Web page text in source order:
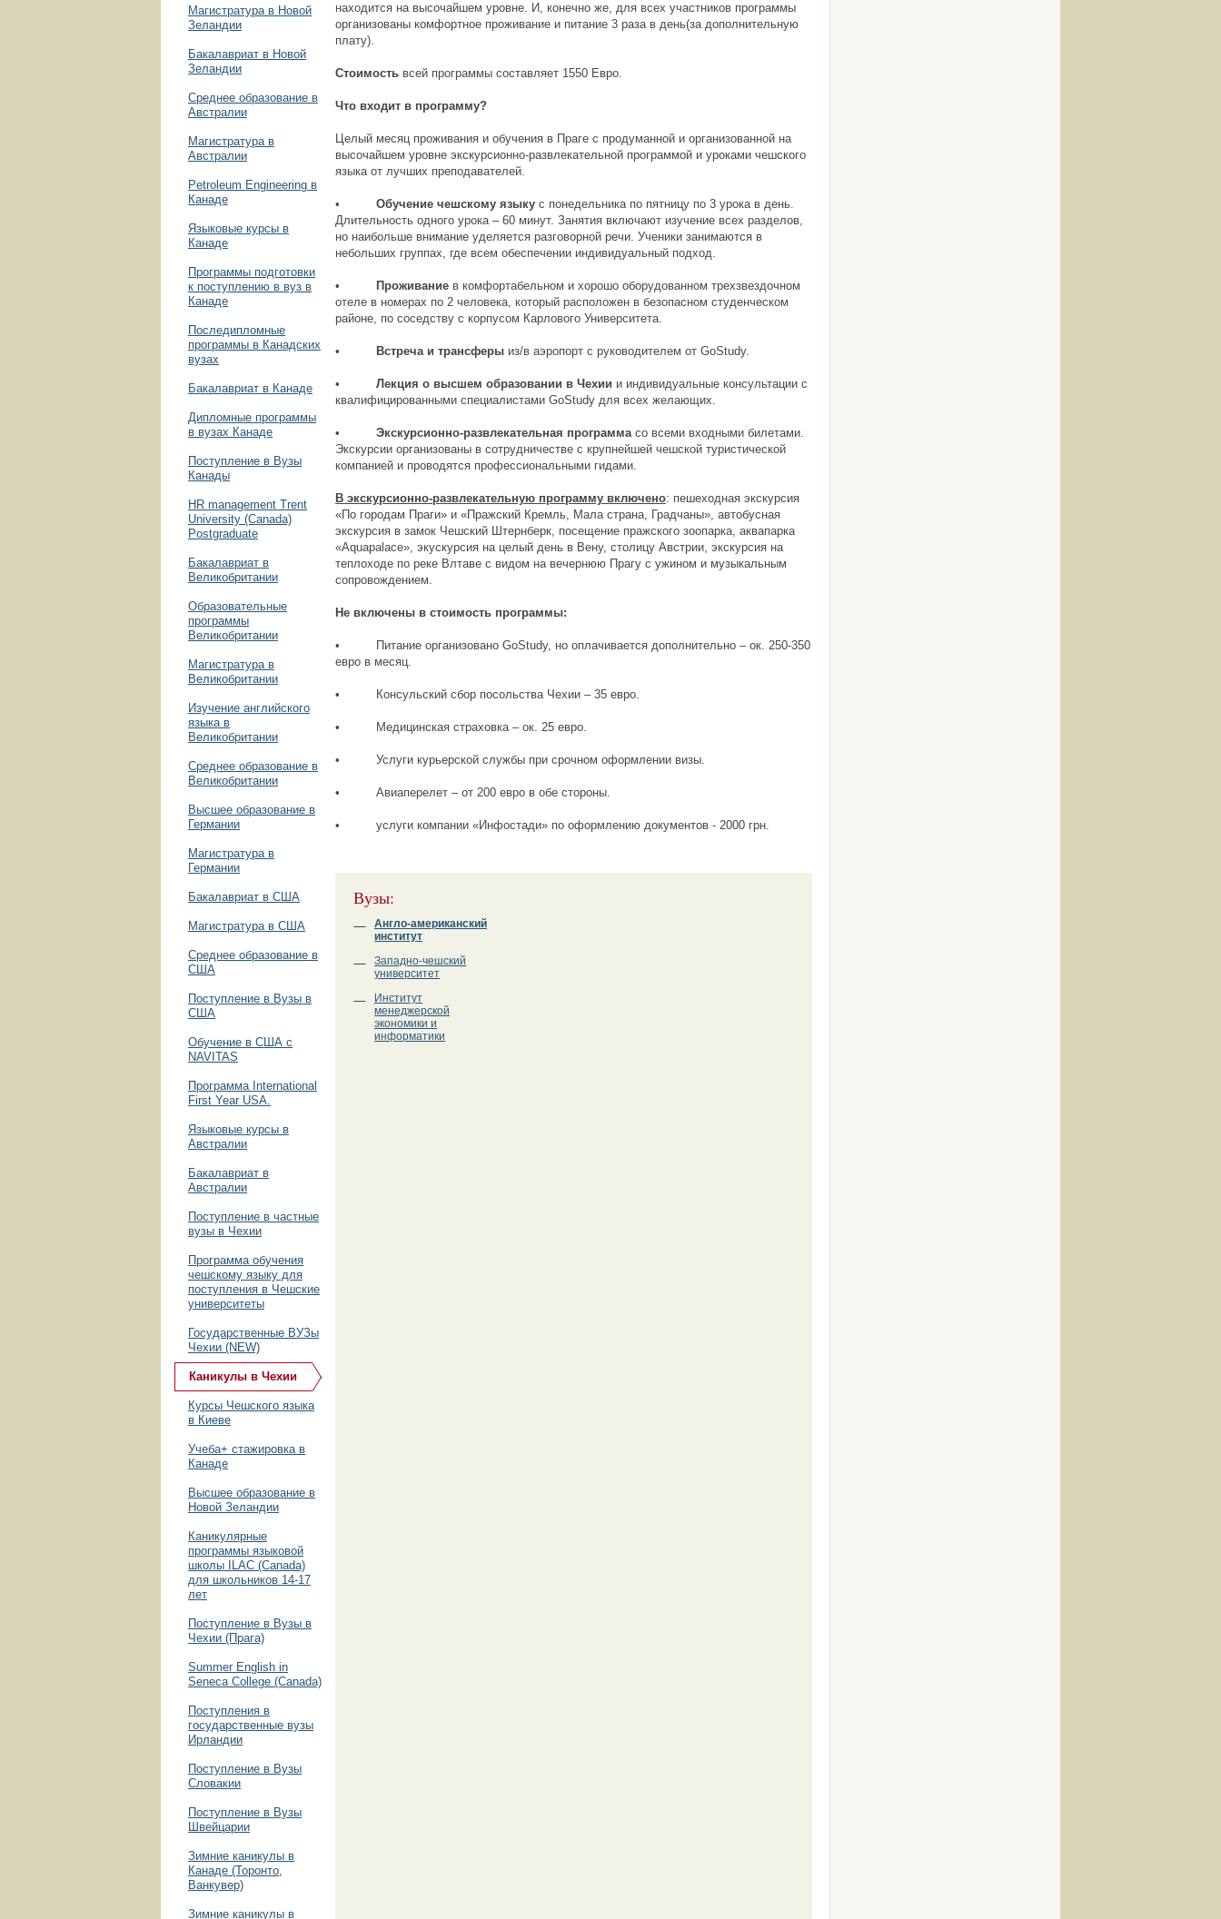
Магистратура в Новой
Зеландии
Бакалавриат в Новой
Зеландии
Среднее образование в
Австралии
Магистратура в
Австралии
Petroleum Engineering в
Канаде
Языковые курсы в
Канаде
Программы подготовки
к поступлению в вуз в
Канаде
Последипломные
программы в Канадских
вузах
Бакалавриат в Канаде
Дипломные программы
в вузах Канаде
Поступление в Вузы
Канады
HR management Trent
University (Canada)
Postgraduate
Бакалавриат в
Великобритании
Образовательные
программы
Великобритании
Магистратура в
Великобритании
Изучение английского
языка в
Великобритании
Среднее образование в
Великобритании
Высшее образование в
Германии
Магистратура в
Германии
Бакалавриат в США
Магистратура в США
Среднее образование в
США
Поступление в Вузы в
США
Обучение в США с
NAVITAS
Программа International
First Year USA.
Языковые курсы в
Австралии
Бакалавриат в
Австралии
Поступление в частные
вузы в Чехии
Программа обучения
чешскому языку для
поступления в Чешские
университеты
Государственные ВУЗы
Чехии (NEW)
Каникулы в Чехии
Курсы Чешского языка
в Киеве
Учеба+ стажировка в
Канаде
Высшее образование в
Новой Зеландии
Каникулярные
программы языковой
школы ILAC (Canada)
для школьников 14-17
лет
Поступление в Вузы в
Чехии (Прага)
Summer English in
Seneca College (Canada)
Поступления в
государственные вузы
Ирландии
Поступление в Вузы
Словакии
Поступление в Вузы
Швейцарии
Зимние каникулы в
Канаде (Торонто,
Ванкувер)
Зимние каникулы в
находится на высочайшем уровне. И, конечно же, для всех участников программы
организованы комфортное проживание и питание 3 раза в день(за дополнительную
плату).
Стоимость всей программы составляет 1550 Евро.
Что входит в программу?
Целый месяц проживания и обучения в Праге с продуманной и организованной на
высочайшем уровне экскурсионно-развлекательной программой и уроками чешского
языка от лучших преподавателей.
• Обучение чешскому языку с понедельника по пятницу по 3 урока в день.
Длительность одного урока – 60 минут. Занятия включают изучение всех разделов,
но наибольше внимание уделяется разговорной речи. Ученики занимаются в
небольших группах, где всем обеспечении индивидуальный подход.
• Проживание в комфортабельном и хорошо оборудованном трехзвездочном
отеле в номерах по 2 человека, который расположен в безопасном студенческом
районе, по соседству с корпусом Карлового Университета.
• Встреча и трансферы из/в аэропорт с руководителем от GoStudy.
• Лекция о высшем образовании в Чехии и индивидуальные консультации с
квалифицированными специалистами GoStudy для всех желающих.
• Экскурсионно-развлекательная программасо всеми входными билетами.
Экскурсии организованы в сотрудничестве с крупнейшей чешской туристической
компанией и проводятся профессиональными гидами.
В экскурсионно-развлекательную программу включено: пешеходная экскурсия
«По городам Праги» и «Пражский Кремль, Мала страна, Градчаны», автобусная
экскурсия в замок Чешский Штернберк, посещение пражского зоопарка, аквапарка
«Aquapalace», экускурсия на целый день в Вену, столицу Австрии, экскурсия на
теплоходе по реке Влтаве с видом на вечернюю Прагу с ужином и музыкальным
сопровождением.
Не включены в стоимость программы:
• Питание организовано GoStudy, но оплачивается дополнительно – ок. 250-350
евро в месяц.
• Консульский сбор посольства Чехии – 35 евро.
• Медицинская страховка – ок. 25 евро.
• Услуги курьерской службы при срочном оформлении визы.
• Авиаперелет – от 200 евро в обе стороны.
• услуги компании «Инфостади» по оформлению документов - 2000 грн.
Вузы:
Англо-американский
институт
Западно-чешский
университет
Институт
менеджерской
экономики и
информатики